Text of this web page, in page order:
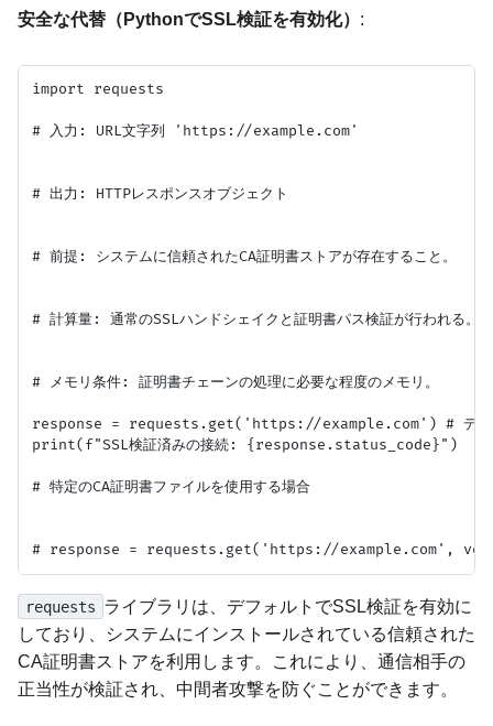
安全な代替（PythonでSSL検証を有効化） :
import requests
# 入力: URL文字列 'https://example.com'
# 出力: HTTPレスポンスオブジェクト
# 前提: システムに信頼されたCA証明書ストアが存在すること。
# 計算量: 通常のSSLハンドシェイクと証明書パス検証が行われる。
# メモリ条件: 証明書チェーンの処理に必要な程度のメモリ。
response = requests.get('https://example.com') # デフォル
print(f"SSL検証済みの接続: {response.status_code}")
# 特定のCA証明書ファイルを使用する場合
requests ライブラリは、デフォルトでSSL検証を有効に
しており、システムにインストールされている信頼された
CA証明書ストアを利用します。これにより、通信相手の
正当性が検証され、中間者攻撃を防ぐことができます。